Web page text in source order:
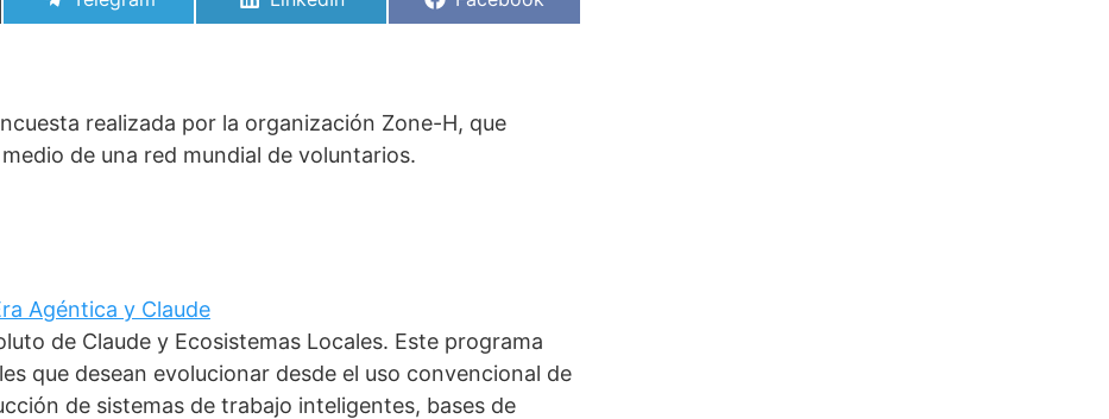
realizada por la organización Zone-H, que
de una red mundial de voluntarios.
Agéntica y Claude
de Claude y Ecosistemas Locales. Este programa
que desean evolucionar desde el uso convencional de
de sistemas de trabajo inteligentes, bases de